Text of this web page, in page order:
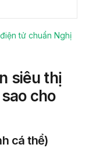
tử chuẩn Nghị
siêu thị
cho
cá thể)